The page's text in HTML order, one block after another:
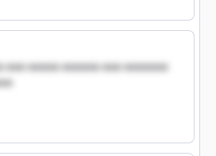
xxx xxxxx xxxxxx xxx xxxxxxx